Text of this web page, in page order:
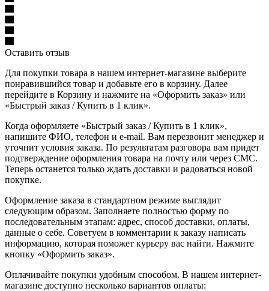
Оставить отзыв
Для покупки товара в нашем интернет-магазине выберите
понравившийся товар и добавьте его в корзину. Далее
перейдите в Корзину и нажмите на «Оформить заказ» или
«Быстрый заказ / Купить в 1 клик».
Когда оформляете «Быстрый заказ / Купить в 1 клик»,
напишите ФИО, телефон и e-mail. Вам перезвонит менеджер и
уточнит условия заказа. По результатам разговора вам придет
подтверждение оформления товара на почту или через СМС.
Теперь останется только ждать доставки и радоваться новой
покупке.
Оформление заказа в стандартном режиме выглядит
следующим образом. Заполняете полностью форму по
последовательным этапам: адрес, способ доставки, оплаты,
данные о себе. Советуем в комментарии к заказу написать
информацию, которая поможет курьеру вас найти. Нажмите
кнопку «Оформить заказ».
Оплачивайте покупки удобным способом. В нашем интернет-
магазине доступно несколько вариантов оплаты: